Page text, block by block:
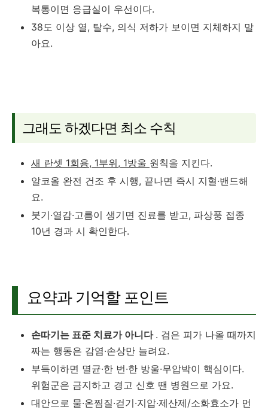
복통이면 응급실이 우선이다.
38도 이상 열, 탈수, 의식 저하가 보이면 지체하지 말
아요.
그래도 하겠다면 최소 수칙
새 란셋 1회용, 1부위, 1방울 원칙을 지킨다.
알코올 완전 건조 후 시행, 끝나면 즉시 지혈·밴드해
요.
붓기·열감·고름이 생기면 진료를 받고, 파상풍 접종
10년 경과 시 확인한다.
요약과 기억할 포인트
손따기는 표준 치료가 아니다 . 검은 피가 나올 때까지
짜는 행동은 감염·손상만 늘려요.
부득이하면 멸균·한 번·한 방울·무압박이 핵심이다.
위험군은 금지하고 경고 신호 땐 병원으로 가요.
대안으로 물·온찜질·걷기·지압·제산제/소화효소가 먼